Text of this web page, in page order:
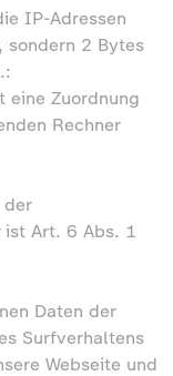
IP-Adressen
2 Bytes
eine Zuordnung
Rechner
der
ist Art. 6 Abs. 1
Daten der
Surfverhaltens
Webseite und